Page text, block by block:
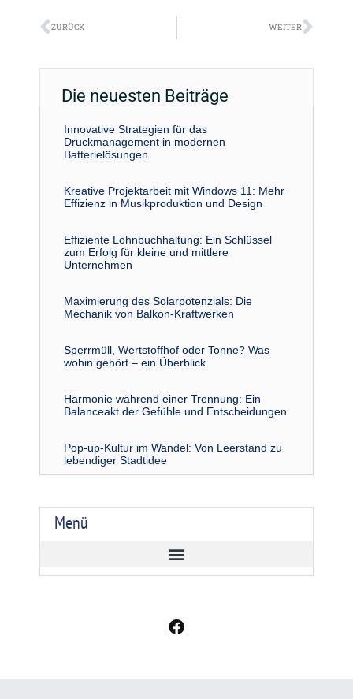
Zurück
ZURÜCK WEITER
Die neuesten Beiträge
Innovative Strategien für das
Druckmanagement in modernen
Batterielösungen
Kreative Projektarbeit mit Windows 11: Mehr
Effizienz in Musikproduktion und Design
Effiziente Lohnbuchhaltung: Ein Schlüssel
zum Erfolg für kleine und mittlere
Unternehmen
Maximierung des Solarpotenzials: Die
Mechanik von Balkon-Kraftwerken
Sperrmüll, Wertstoffhof oder Tonne? Was
wohin gehört – ein Überblick
Harmonie während einer Trennung: Ein
Balanceakt der Gefühle und Entscheidungen
Pop-up-Kultur im Wandel: Von Leerstand zu
lebendiger Stadtidee
Menü
F
a